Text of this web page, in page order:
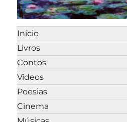
Início
Livros
Contos
Vídeos
Poesias
Cinema